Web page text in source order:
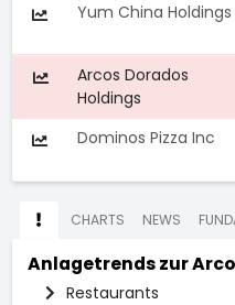
Yum China Holdings
Arcos Dorados
Holdings
Dominos Pizza Inc
CHARTS NEWS
Anlagetrends zur
Restaurants